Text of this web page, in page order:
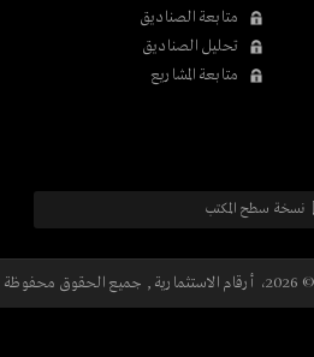
متابعة الصناديق
تحليل الصناديق
متابعة المشاريع
نسخة سطح المكتب